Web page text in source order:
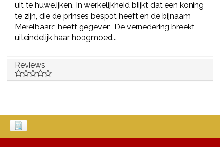
uit te huwelijken. In werkelijkheid blijkt dat een koning
te zijn, die de prinses bespot heeft en de bijnaam
Merelbaard heeft gegeven. De vernedering breekt
uiteindelijk haar hoogmoed...
Reviews